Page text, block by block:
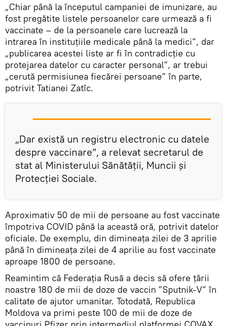
„Chiar până la începutul campaniei de imunizare, au
fost pregătite listele persoanelor care urmează a fi
vaccinate – de la persoanele care lucrează la
intrarea în instituțiile medicale până la medici”, dar
„publicarea acestei liste ar fi în contradicție cu
protejarea datelor cu caracter personal”, ar trebui
„cerută permisiunea fiecărei persoane” în parte,
potrivit Tatianei Zatîc.
„Dar există un registru electronic cu datele
despre vaccinare”, a relevat secretarul de
stat al Ministerului Sănătății, Muncii și
Protecției Sociale.
Aproximativ 50 de mii de persoane au fost vaccinate
împotriva COVID până la această oră, potrivit datelor
oficiale. De exemplu, din dimineața zilei de 3 aprilie
până în dimineața zilei de 4 aprilie au fost vaccinate
aproape 1800 de persoane.
Reamintim că Federația Rusă a decis să ofere țării
noastre 180 de mii de doze de vaccin ”Sputnik-V” în
calitate de ajutor umanitar. Totodată, Republica
Moldova va primi peste 100 de mii de doze de